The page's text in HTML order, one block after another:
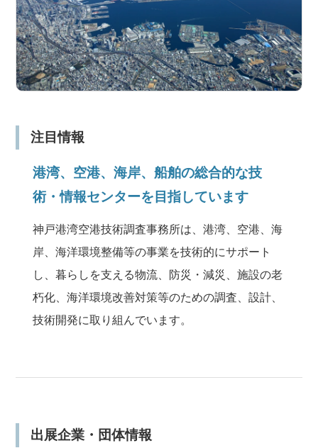
注目情報
港湾、空港、海岸、船舶の総合的な技
術・情報センターを目指しています
神戸港湾空港技術調査事務所は、港湾、空港、海
岸、海洋環境整備等の事業を技術的にサポート
し、暮らしを支える物流、防災・減災、施設の老
朽化、海洋環境改善対策等のための調査、設計、
技術開発に取り組んでいます。
出展企業・団体情報